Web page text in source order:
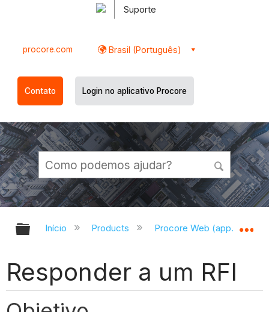
Suporte
procore.com Brasil (Português)
Contato Login no aplicativo Procore
Expandir/recolher hierarquia
Início Products Procore Web
Responder a um RFI